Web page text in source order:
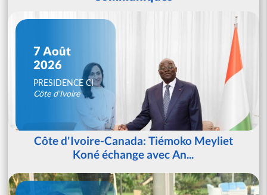
7 Août
2026
PRESIDENCE CI
Côte d'Ivoire
Côte d'Ivoire-Canada: Tiémoko Meyliet
Koné échange avec An...